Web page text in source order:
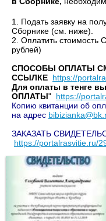
1. Подать заявку на
Сборнике (см. ниже).
2. Оплатить стоимость
рублей)
СПОСОБЫ ОПЛАТЫ
ССЫЛКЕ https://
Для оплаты в тенге
ОПЛАТЫ" https://
Копию квитанции об
на адрес
ЗАКАЗАТЬ
https://portalrasvitie.ru/